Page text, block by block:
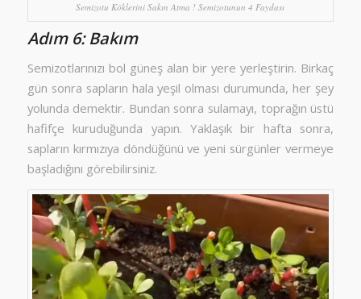
Semizotu Köklerini Sakın Atma ! Semizotunun 4 Faydası
Adım 6: Bakım
Semizotlarınızı bol güneş alan bir yere yerleştirin. Birkaç
gün sonra sapların hala yeşil olması durumunda, her şey
yolunda demektir. Bundan sonra sulamayı, toprağın üstü
hafifçe kuruduğunda yapın. Yaklaşık bir hafta sonra,
sapların kırmızıya döndüğünü ve yeni sürgünler vermeye
başladığını görebilirsiniz.